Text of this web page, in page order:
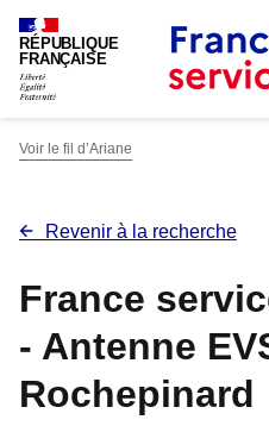
RÉPUBLIQUE
FRANÇAISE
Voir le fil d’Ariane
Revenir à la recherche
France
- Antenne
Rochepinard